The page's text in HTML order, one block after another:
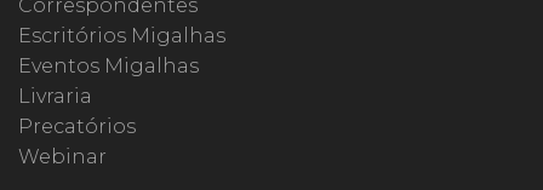
Correspondentes
Escritórios Migalhas
Eventos Migalhas
Livraria
Precatórios
Webinar